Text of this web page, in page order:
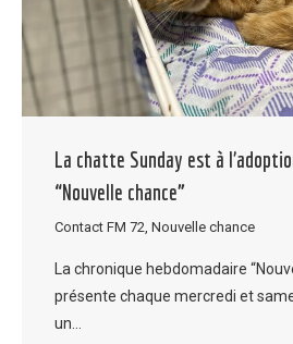
La chatte Sunday est à
“Nouvelle chance”
Contact FM 72 Nouvelle chance
La chronique hebdomadaire
présente chaque mercredi et
un…